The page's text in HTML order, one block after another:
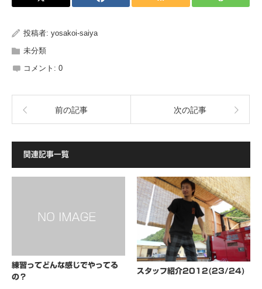
投稿者: yosakoi-saiya
未分類
コメント: 0
前の記事 次の記事
関連記事一覧
練習ってどんな感じでやってる
の？
スタッフ紹介2012(23/24)